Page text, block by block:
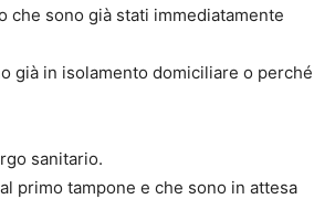
che sono già stati immediatamente
già in isolamento domiciliare o perché
sanitario.
primo tampone e che sono in attesa